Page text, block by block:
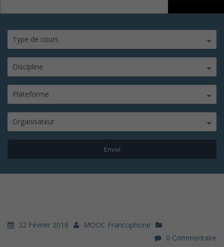
Type de cours
Discipline
Plateforme
Organisateur
22 Février 2018
MOOC Francophone
0 Commentaire